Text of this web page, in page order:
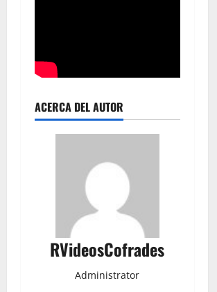
ACERCA DEL AUTOR
RVideosCofrades
Administrator